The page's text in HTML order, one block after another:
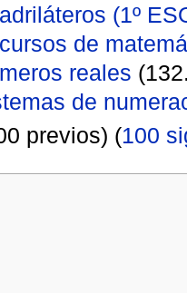
(1º
de
reales
de
previos) (100